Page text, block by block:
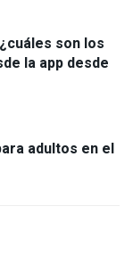
son los
la app desde
adultos en el